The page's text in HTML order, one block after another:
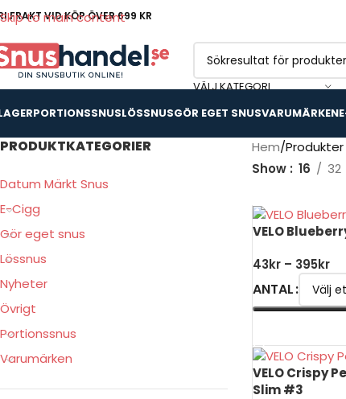
Skip to main content
FRAKT VID KÖP ÖVER 699 KR
VÄLJ KATEGORI
PORTIONSSNUSLÖSSNUSGÖR EGET SNUSVARUMÄRKEN
PRODUKTKATEGORIER
Datum Märkt Snus
E-Cigg
Gör eget snus
Lössnus
Nyheter
Övrigt
Portionssnus
Varumärken
Hem Produkter
Show
16 32
VELO
43kr – 395kr
ANTAL
VELO Crispy
Slim #3